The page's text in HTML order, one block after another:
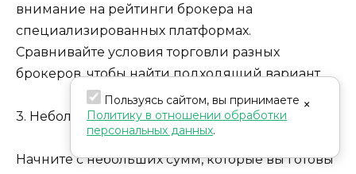
внимание на рейтинги брокера на
специализированных платформах.
Сравнивайте условия торговли разных
брокеров, чтобы найти подходящий вариант.
3. Небольшие инвестиции
Начните с небольших сумм, которые вы готовы
×
Пользуясь сайтом, вы принимаете
Политику в отношении обработки
персональных данных.